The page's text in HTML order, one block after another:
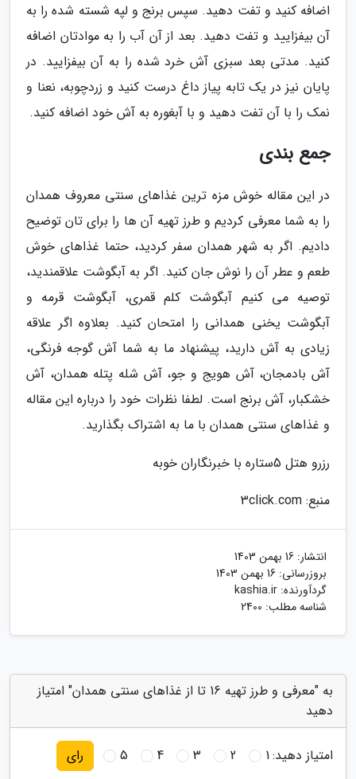
اضافه کنید و تفت دهید. سپس برنج و لپه شسته شده را به
آن بیفزایید و تفت دهید. بعد از آن آب را به موادتان اضافه
کنید. مدتی بعد سبزی آش خرد شده را به آن بیفزایید. در
پایان نیز در یک تابه پیاز داغ درست کنید و زردچوبه، نعنا و
نمک را با آن تفت دهید و با آبغوره به آش خود اضافه کنید.
جمع بندی
در این مقاله خوش مزه ترین غذاهای سنتی معروف همدان
را به شما معرفی کردیم و طرز تهیه آن ها را برای تان توضیح
دادیم. اگر به شهر همدان سفر کردید، حتما غذاهای خوش
طعم و عطر آن را نوش جان کنید. اگر به آبگوشت علاقمندید،
توصیه می کنیم آبگوشت کلم قمری، آبگوشت قرمه و
آبگوشت یخنی همدانی را امتحان کنید. بعلاوه اگر علاقه
زیادی به آش دارید، پیشنهاد ما به شما آش گوجه فرنگی،
آش بادمجان، آش هویج و جو، آش شله پتله همدان، آش
خشکبار، آش برنج است. لطفا نظرات خود را درباره این مقاله
و غذاهای سنتی همدان با ما به اشتراک بگذارید.
رزرو هتل 5ستاره با خبرنگاران خوبه
منبع: 3click.com
انتشار: 16 بهمن 1403
بروزرسانی: 16 بهمن 1403
گردآورنده: kashia.ir
شناسه مطلب: 2400
به "معرفی و طرز تهیه 16 تا از غذاهای سنتی همدان" امتیاز
دهید
امتیاز دهید:1
2
3
4
5 رای